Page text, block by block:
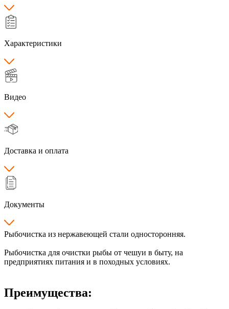
Характеристики
Видео
Доставка и оплата
Документы
Рыбочистка из нержавеющей стали односторонняя.
Рыбочистка для очистки рыбы от чешуи в быту, на
предприятиях питания и в походных условиях.
Преимущества: